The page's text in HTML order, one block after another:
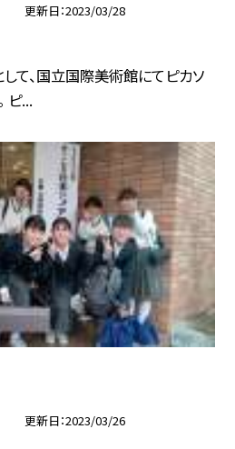
更新日 2023/03/28
て、国立国際美術館にてピカソ
ピ...
更新日 2023/03/26